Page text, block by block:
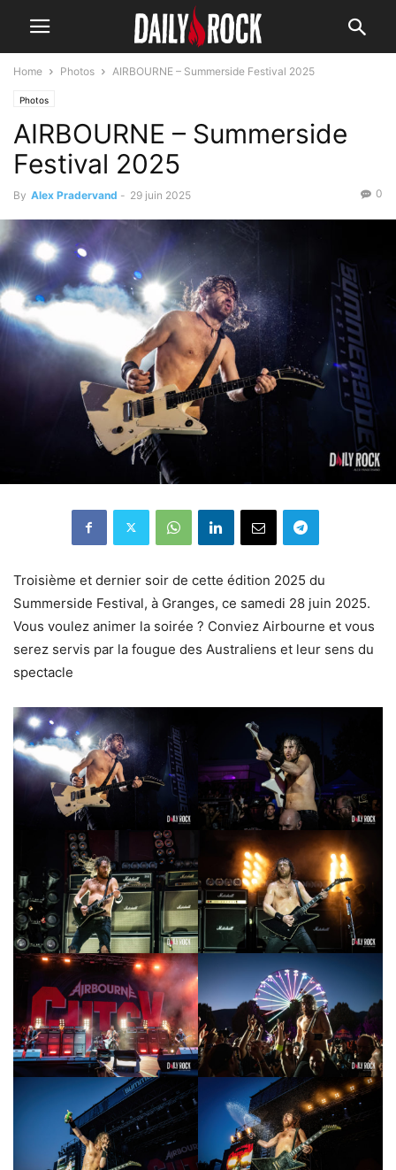
Home Photos AIRBOURNE – Summerside Festival 2025
Photos
AIRBOURNE – Summerside
Festival 2025
By Alex Pradervand - 29 juin 2025 0
Troisième et dernier soir de cette édition 2025 du
Summerside Festival, à Granges, ce samedi 28 juin 2025.
Vous voulez animer la soirée ? Conviez Airbourne et vous
serez servis par la fougue des Australiens et leur sens du
spectacle